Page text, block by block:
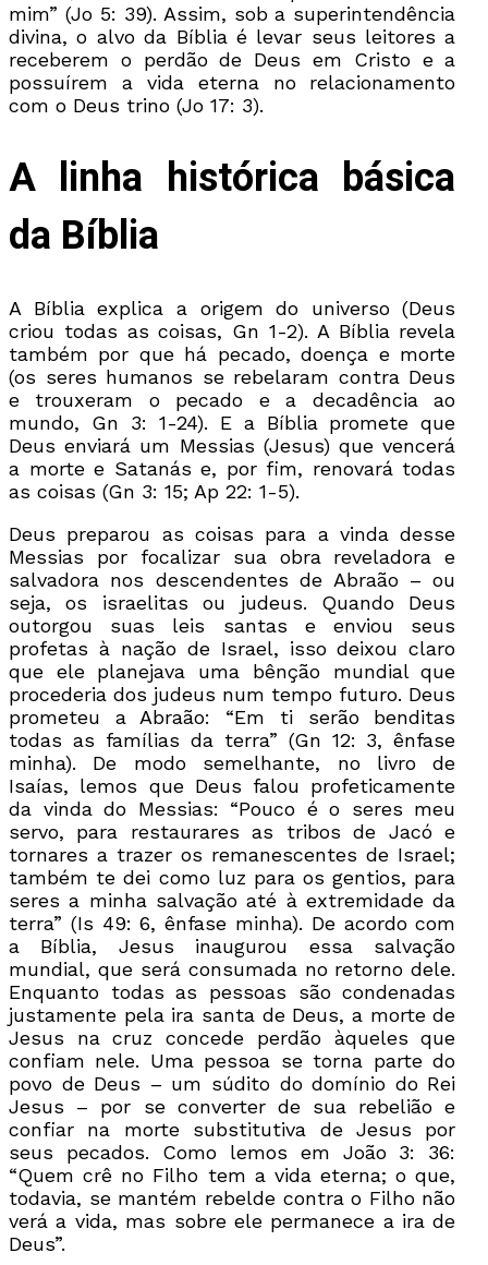
mim” (Jo 5: 39). Assim, sob a superintendência
divina, o alvo da Bíblia é levar seus leitores a
receberem o perdão de Deus em Cristo e a
possuírem a vida eterna no relacionamento
com o Deus trino (Jo 17: 3).
A linha histórica básica
da Bíblia
A Bíblia explica a origem do universo (Deus
criou todas as coisas, Gn 1-2). A Bíblia revela
também por que há pecado, doença e morte
(os seres humanos se rebelaram contra Deus
e trouxeram o pecado e a decadência ao
mundo, Gn 3: 1-24). E a Bíblia promete que
Deus enviará um Messias (Jesus) que vencerá
a morte e Satanás e, por fim, renovará todas
as coisas (Gn 3: 15; Ap 22: 1-5).
Deus preparou as coisas para a vinda desse
Messias por focalizar sua obra reveladora e
salvadora nos descendentes de Abraão – ou
seja, os israelitas ou judeus. Quando Deus
outorgou suas leis santas e enviou seus
profetas à nação de Israel, isso deixou claro
que ele planejava uma bênção mundial que
procederia dos judeus num tempo futuro. Deus
prometeu a Abraão: “Em ti serão benditas
todas as famílias da terra” (Gn 12: 3, ênfase
minha). De modo semelhante, no livro de
Isaías, lemos que Deus falou profeticamente
da vinda do Messias: “Pouco é o seres meu
servo, para restaurares as tribos de Jacó e
tornares a trazer os remanescentes de Israel;
também te dei como luz para os gentios, para
seres a minha salvação até à extremidade da
terra” (Is 49: 6, ênfase minha). De acordo com
a Bíblia, Jesus inaugurou essa salvação
mundial, que será consumada no retorno dele.
Enquanto todas as pessoas são condenadas
justamente pela ira santa de Deus, a morte de
Jesus na cruz concede perdão àqueles que
confiam nele. Uma pessoa se torna parte do
povo de Deus – um súdito do domínio do Rei
Jesus – por se converter de sua rebelião e
confiar na morte substitutiva de Jesus por
seus pecados. Como lemos em João 3: 36:
“Quem crê no Filho tem a vida eterna; o que,
todavia, se mantém rebelde contra o Filho não
verá a vida, mas sobre ele permanece a ira de
Deus”.